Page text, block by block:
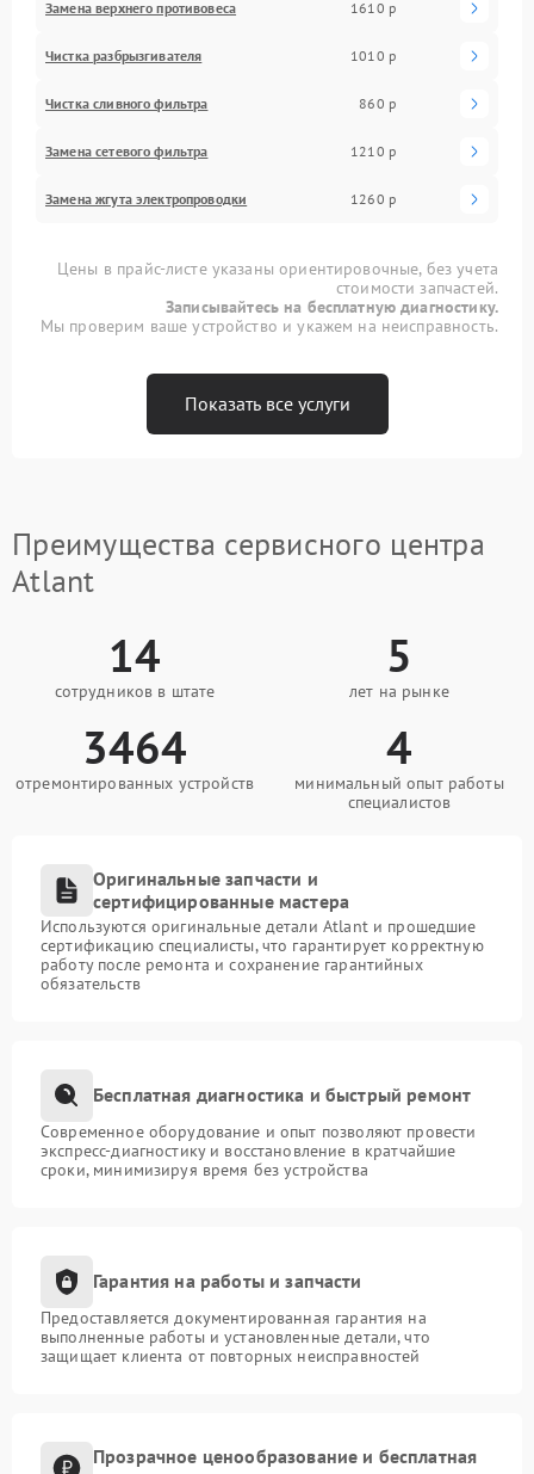
Замена верхнего противовеса 1610 р
Чистка разбрызгивателя 1010 р
Чистка сливного фильтра 860 р
Замена сетевого фильтра 1210 р
Замена жгута электропроводки 1260 р
Цены в прайс-листе указаны ориентировочные, без учета
стоимости запчастей.
Записывайтесь на бесплатную диагностику.
Мы проверим ваше устройство и укажем на неисправность.
Показать все услуги
Преимущества сервисного центра
Atlant
14
сотрудников в штате
5
лет на рынке
3464
отремонтированных устройств
4
минимальный опыт работы
специалистов
Оригинальные запчасти и
сертифицированные мастера
Используются оригинальные детали Atlant и прошедшие
сертификацию специалисты, что гарантирует корректную
работу после ремонта и сохранение гарантийных
обязательств
Бесплатная диагностика и быстрый ремонт
Современное оборудование и опыт позволяют провести
экспресс-диагностику и восстановление в кратчайшие
сроки, минимизируя время без устройства
Гарантия на работы и запчасти
Предоставляется документированная гарантия на
выполненные работы и установленные детали, что
защищает клиента от повторных неисправностей
Прозрачное ценообразование и бесплатная